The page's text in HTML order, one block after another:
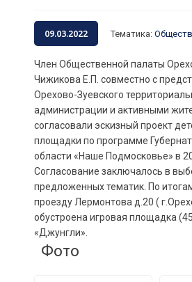
09.03.2022 Тематика:
Член Общественной палаты
Чижикова Е.П. совместно с
Орехово-Зуевского
администрации и активными
согласовали эскизный проект
площадки по программе
области «Наше Подмосковье» в
Согласование заключалось в
предложенных тематик. По
проезду Лермонтова д.20 (
обустроена игровая площадка
«Джунгли».
Фото